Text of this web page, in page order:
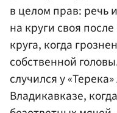
в целом прав: речь
на круги своя
круга, когда
собственной
случился у
Владикавказе,